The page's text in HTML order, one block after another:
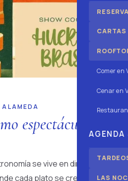
CARTAS
Comer en
Cenar en
AGENDA
LAS
espectáculo
se vive en directo.
cada plato se crea frente